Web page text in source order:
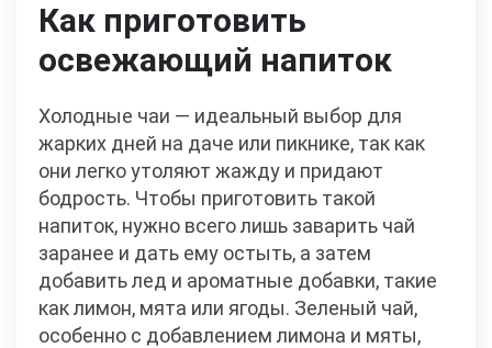
Как приготовить
освежающий напиток
Холодные чаи — идеальный выбор для
жарких дней на даче или пикнике, так как
они легко утоляют жажду и придают
бодрость. Чтобы приготовить такой
напиток, нужно всего лишь заварить чай
заранее и дать ему остыть, а затем
добавить лед и ароматные добавки, такие
как лимон, мята или ягоды. Зеленый чай,
особенно с добавлением лимона и мяты,